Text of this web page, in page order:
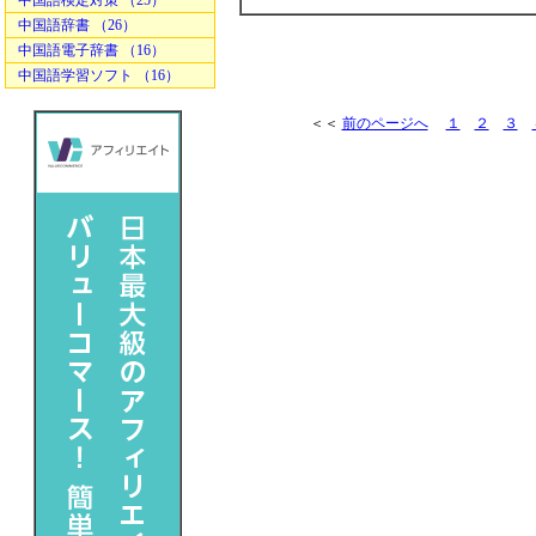
中国語辞書 （26）
中国語電子辞書 （16）
中国語学習ソフト （16）
＜＜ 前のページへ １ ２ ３